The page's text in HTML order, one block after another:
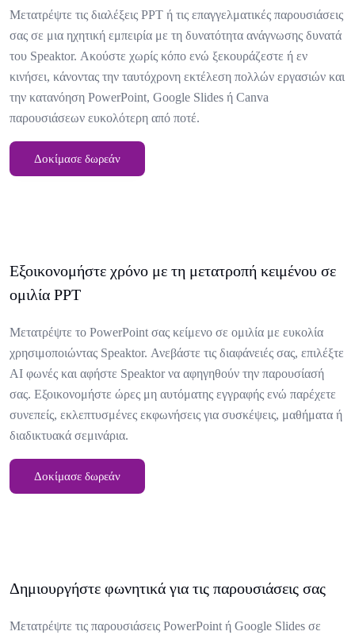
Μετατρέψτε τις διαλέξεις PPT ή τις επαγγελματικές παρουσιάσεις
σας σε μια ηχητική εμπειρία με τη δυνατότητα ανάγνωσης δυνατά
του Speaktor. Ακούστε χωρίς κόπο ενώ ξεκουράζεστε ή εν
κινήσει, κάνοντας την ταυτόχρονη εκτέλεση πολλών εργασιών και
την κατανόηση PowerPoint, Google Slides ή Canva
παρουσιάσεων ευκολότερη από ποτέ.
Δοκίμασε δωρεάν
Εξοικονομήστε χρόνο με τη μετατροπή κειμένου σε
ομιλία PPT
Μετατρέψτε το PowerPoint σας κείμενο σε ομιλία με ευκολία
χρησιμοποιώντας Speaktor. Ανεβάστε τις διαφάνειές σας, επιλέξτε
AI φωνές και αφήστε Speaktor να αφηγηθούν την παρουσίασή
σας. Εξοικονομήστε ώρες μη αυτόματης εγγραφής ενώ παρέχετε
συνεπείς, εκλεπτυσμένες εκφωνήσεις για συσκέψεις, μαθήματα ή
διαδικτυακά σεμινάρια.
Δοκίμασε δωρεάν
Δημιουργήστε φωνητικά για τις παρουσιάσεις σας
Μετατρέψτε τις παρουσιάσεις PowerPoint ή Google Slides σε